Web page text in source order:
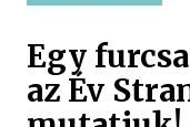
Egy
az Év